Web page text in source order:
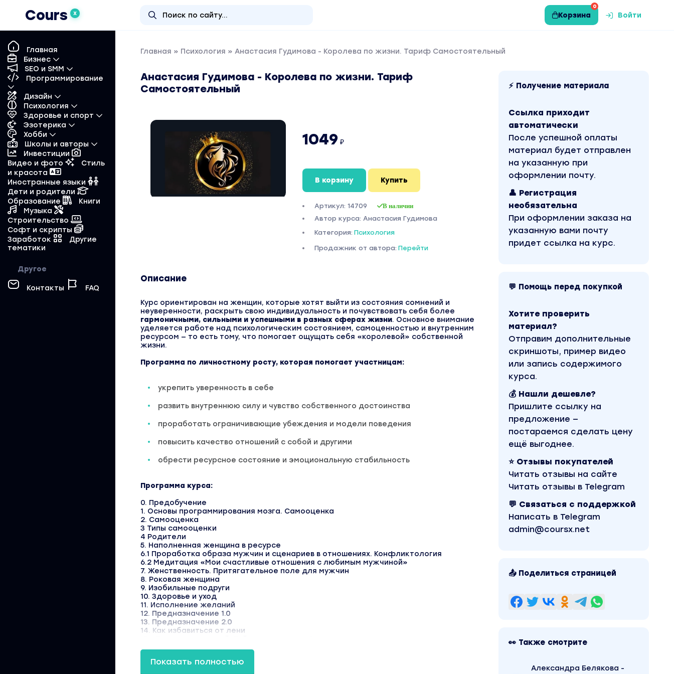
Cours X
0
Корзина Войти
Главная
Бизнес
SEO и SMM
Программирование
Дизайн
Психология
Здоровье и спорт
Эзотерика
Хобби
Школы и авторы
Инвестиции
Видео и фото
Стиль
и красота
Иностранные языки
Дети и родители
Образование
Книги
Музыка
Строительство
Софт и скрипты
Заработок
Другие
тематики
Другое
Контакты FAQ
Главная » Психология » Анастасия Гудимова - Королева по жизни. Тариф Самостоятельный
Анастасия Гудимова - Королева по жизни. Тариф
Самостоятельный
1049 ₽
В корзину Купить
Артикул: 14709 В наличии
Автор курса: Анастасия Гудимова
Категория: Психология
Продажник от автора: Перейти
Описание
Курс ориентирован на женщин, которые хотят выйти из состояния сомнений и
неуверенности, раскрыть свою индивидуальность и почувствовать себя более
гармоничными, сильными и успешными в разных сферах жизни. Основное внимание
уделяется работе над психологическим состоянием, самоценностью и внутренним
ресурсом — то есть тому, что помогает ощущать себя «королевой» собственной
жизни.
Программа по личностному росту, которая помогает участницам:
укрепить уверенность в себе
развить внутреннюю силу и чувство собственного достоинства
проработать ограничивающие убеждения и модели поведения
повысить качество отношений с собой и другими
обрести ресурсное состояние и эмоциональную стабильность
Программа курса:
0. Предобучение
1. Основы программирования мозга. Самооценка
2. Самооценка
3 Типы самооценки
4 Родители
5. Наполненная женщина в ресурсе
6.1 Проработка образа мужчин и сценариев в отношениях. Конфликтология
6.2 Медитация «Мои счастливые отношения с любимым мужчиной»
7. Женственность. Притягательное поле для мужчин
8. Роковая женщина
9. Изобильные подруги
10. Здоровье и уход
11. Исполнение желаний
12. Предназначение 1.0
13. Предназначение 2.0
14. Как избавиться от лени
15.2. Постановка целей. Планирование
17.1. Как активировать свою женскую силу и притягивать желаемое
Показать полностью
⚡ Получение материала
Ссылка приходит
автоматически
После успешной оплаты
материал будет отправлен
на указанную при
оформлении почту.
👤 Регистрация
необязательна
При оформлении заказа на
указанную вами почту
придет ссылка на курс.
💬 Помощь перед покупкой
Хотите проверить
материал?
Отправим дополнительные
скриншоты, пример видео
или запись содержимого
курса.
💰 Нашли дешевле?
Пришлите ссылку на
предложение —
постараемся сделать цену
ещё выгоднее.
⭐ Отзывы покупателей
Читать отзывы на сайте
Читать отзывы в Telegram
💬 Связаться с поддержкой
Написать в Telegram
admin@coursx.net
📤 Поделиться страницей
👀 Также смотрите
Александра Белякова -